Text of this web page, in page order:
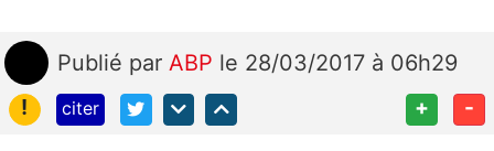
Publié par ABP le 28/03/2017 à 06h29
!
citer + -